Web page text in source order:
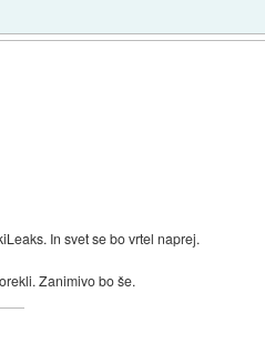
In svet se bo vrtel naprej.
Zanimivo bo še.